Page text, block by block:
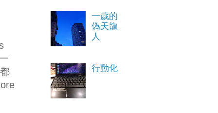
一歲的
偽天龍
人
行動化